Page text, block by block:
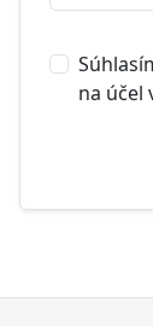
na účel